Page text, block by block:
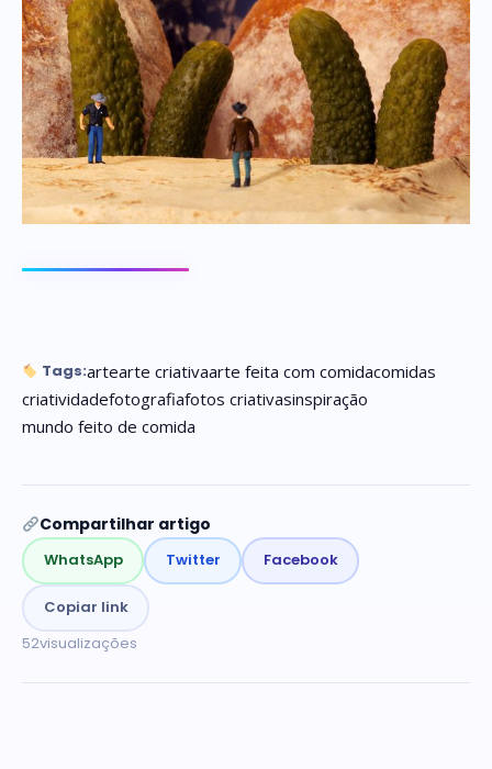
Tags:artearte criativaarte feita com comidacomidas
criatividadefotografiafotos criativasinspiração
mundo feito de comida
Compartilhar artigo
WhatsApp Twitter Facebook
Copiar link
52visualizações